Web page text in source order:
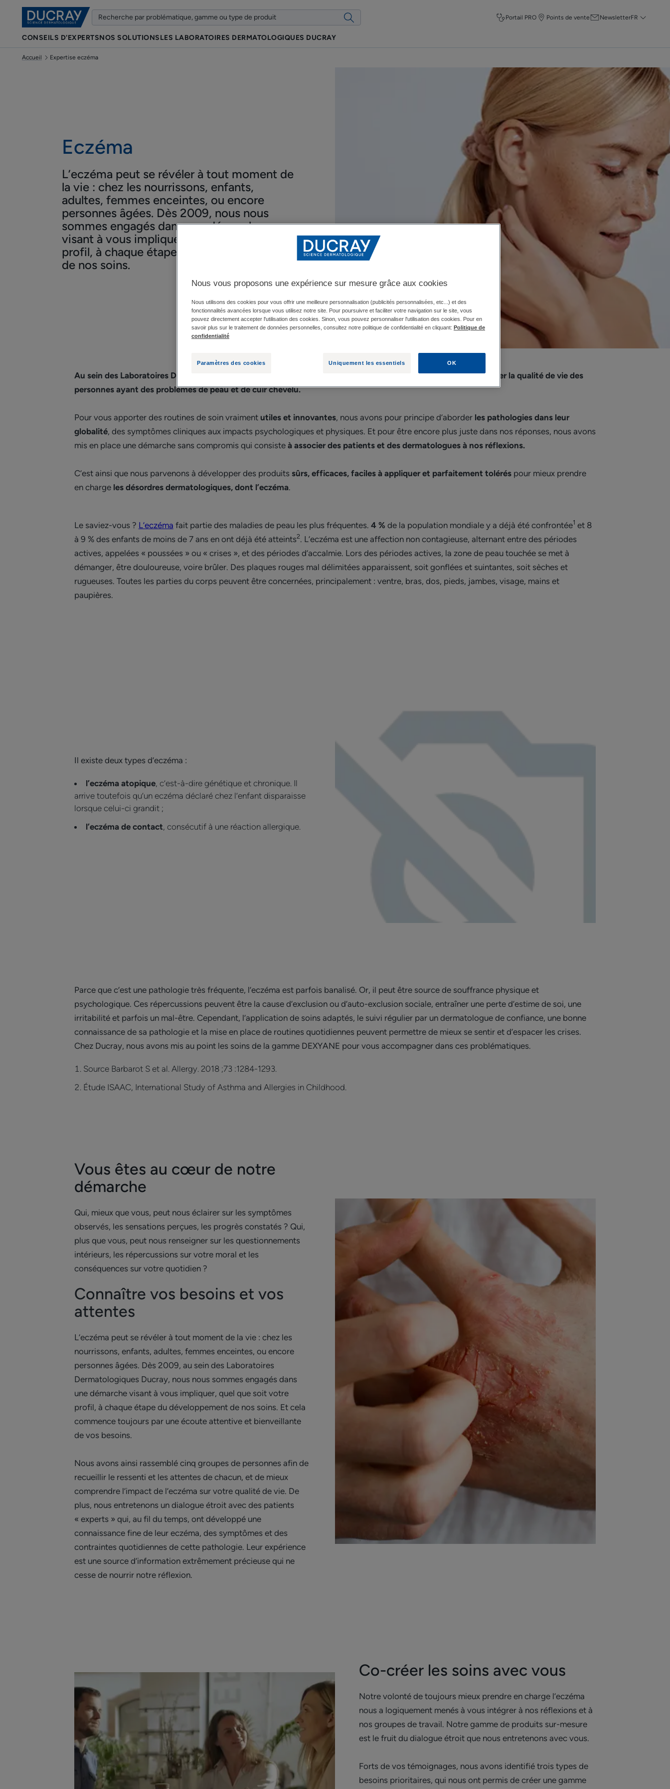
Portail PRO Points de vente NewsletterFR
CONSEILS D'EXPERTSNOS SOLUTIONSLES LABORATOIRES DERMATOLOGIQUES DUCRAY
Accueil Expertise eczéma
Eczéma
L’eczéma peut se révéler à tout moment de
la vie : chez les nourrissons, enfants,
adultes, femmes enceintes, ou encore
personnes âgées. Dès 2009, nous nous
sommes engagés dans une démarche
visant à vous impliquer, quel que soit votre
profil, à chaque étape du développement
de nos soins.
Au sein des Laboratoires Dermatologiques Ducray , depuis plus de 90 ans, nous avons comme idée fixed’améliorer la qualité de vie des
personnes ayant des problèmes de peau et de cuir chevelu.
Pour vous apporter des routines de soin vraiment utiles et innovantes, nous avons pour principe d’aborderles pathologies dans leur
globalité, des symptômes cliniques aux impacts psychologiques et physiques. Et pour être encore plus juste dans nos réponses, nous avons
mis en place une démarche sans compromis qui consiste à associer des patients et des dermatologues à nos réflexions.
C’est ainsi que nous parvenons à développer des produits sûrs, efficaces, faciles à appliquer et parfaitement toléréspour mieux prendre
en charge les désordres dermatologiques, dont l’eczéma.
Le saviez-vous ? L’eczéma fait partie des maladies de peau les plus fréquentes. 4 % de la population mondiale y a déjà été confrontée1 et 8
à 9 % des enfants de moins de 7 ans en ont déjà été atteints2. L’eczéma est une affection non contagieuse, alternant entre des périodes
actives, appelées « poussées » ou « crises », et des périodes d’accalmie. Lors des périodes actives, la zone de peau touchée se met à
démanger, être douloureuse, voire brûler. Des plaques rouges mal délimitées apparaissent, soit gonflées et suintantes, soit sèches et
rugueuses. Toutes les parties du corps peuvent être concernées, principalement : ventre, bras, dos, pieds, jambes, visage, mains et
paupières.
Il existe deux types d’eczéma :
l’eczéma atopique, c’est-à-dire génétique et chronique. Il
arrive toutefois qu’un eczéma déclaré chez l’enfant disparaisse
lorsque celui-ci grandit ;
l’eczéma de contact, consécutif à une réaction allergique.
Parce que c’est une pathologie très fréquente, l’eczéma est parfois banalisé. Or, il peut être source de souffrance physique et
psychologique. Ces répercussions peuvent être la cause d’exclusion ou d’auto-exclusion sociale, entraîner une perte d’estime de soi, une
irritabilité et parfois un mal-être. Cependant, l’application de soins adaptés, le suivi régulier par un dermatologue de confiance, une bonne
connaissance de sa pathologie et la mise en place de routines quotidiennes peuvent permettre de mieux se sentir et d’espacer les crises.
Chez Ducray, nous avons mis au point les soins de la gamme DEXYANE pour vous accompagner dans ces problématiques.
Source Barbarot S et al. Allergy. 2018 ;73 :1284-1293.
Étude ISAAC, International Study of Asthma and Allergies in Childhood.
Vous êtes au cœur de notre
démarche
Qui, mieux que vous, peut nous éclairer sur les symptômes
observés, les sensations perçues, les progrès constatés ? Qui,
plus que vous, peut nous renseigner sur les questionnements
intérieurs, les répercussions sur votre moral et les
conséquences sur votre quotidien ?
Connaître vos besoins et vos
attentes
L’eczéma peut se révéler à tout moment de la vie : chez les
nourrissons, enfants, adultes, femmes enceintes, ou encore
personnes âgées. Dès 2009, au sein des Laboratoires
Dermatologiques Ducray, nous nous sommes engagés dans
une démarche visant à vous impliquer, quel que soit votre
profil, à chaque étape du développement de nos soins. Et cela
commence toujours par une écoute attentive et bienveillante
de vos besoins.
Nous avons ainsi rassemblé cinq groupes de personnes afin de
recueillir le ressenti et les attentes de chacun, et de mieux
comprendre l’impact de l’eczéma sur votre qualité de vie. De
plus, nous entretenons un dialogue étroit avec des patients
« experts » qui, au fil du temps, ont développé une
connaissance fine de leur eczéma, des symptômes et des
contraintes quotidiennes de cette pathologie. Leur expérience
est une source d’information extrêmement précieuse qui ne
cesse de nourrir notre réflexion.
Co-créer les soins avec vous
Notre volonté de toujours mieux prendre en charge l’eczéma
nous a logiquement menés à vous intégrer à nos réflexions et à
nos groupes de travail. Notre gamme de produits sur-mesure
est le fruit du dialogue étroit que nous entretenons avec vous.
Forts de vos témoignages, nous avons identifié trois types de
besoins prioritaires, qui nous ont permis de créer une gamme
Nous vous proposons une expérience sur mesure grâce aux cookies
Nous utilisons des cookies pour vous offrir une meilleure personnalisation (publicités personnalisées, etc...) et des
fonctionnalités avancées lorsque vous utilisez notre site. Pour poursuivre et faciliter votre navigation sur le site, vous
pouvez directement accepter l'utilisation des cookies. Sinon, vous pouvez personnaliser l'utilisation des cookies. Pour en
savoir plus sur le traitement de données personnelles, consultez notre politique de confidentialité en cliquant: Politique de
confidentialité
Paramètres des cookies Uniquement les essentiels OK